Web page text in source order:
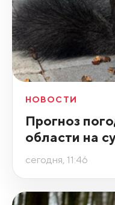
НОВОСТИ
Прогноз
области на
сегодня, 11:46